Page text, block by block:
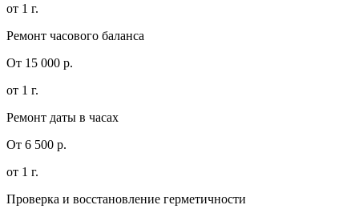
от 1 г.
Ремонт часового баланса
От 15 000 р.
от 1 г.
Ремонт даты в часах
От 6 500 р.
от 1 г.
Проверка и восстановление герметичности